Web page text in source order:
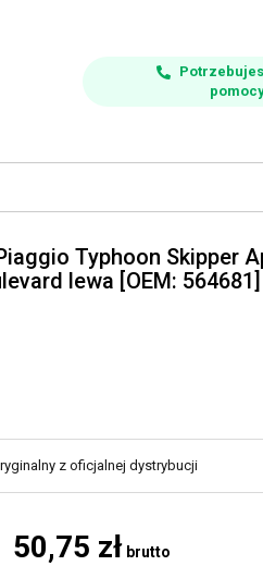
Typhoon Skipper
lewa [OEM: 564681]
z oficjalnej dystrybucji
50,75 zł brutto